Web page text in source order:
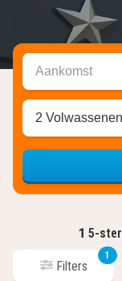
Aankomst
2
1 5-
Filters
1